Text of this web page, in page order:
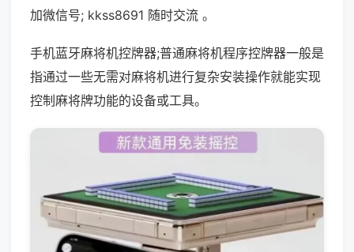
加微信号; kkss8691 随时交流 。
手机蓝牙麻将机控牌器;普通麻将机程序控牌器一般是
指通过一些无需对麻将机进行复杂安装操作就能实现
控制麻将牌功能的设备或工具。